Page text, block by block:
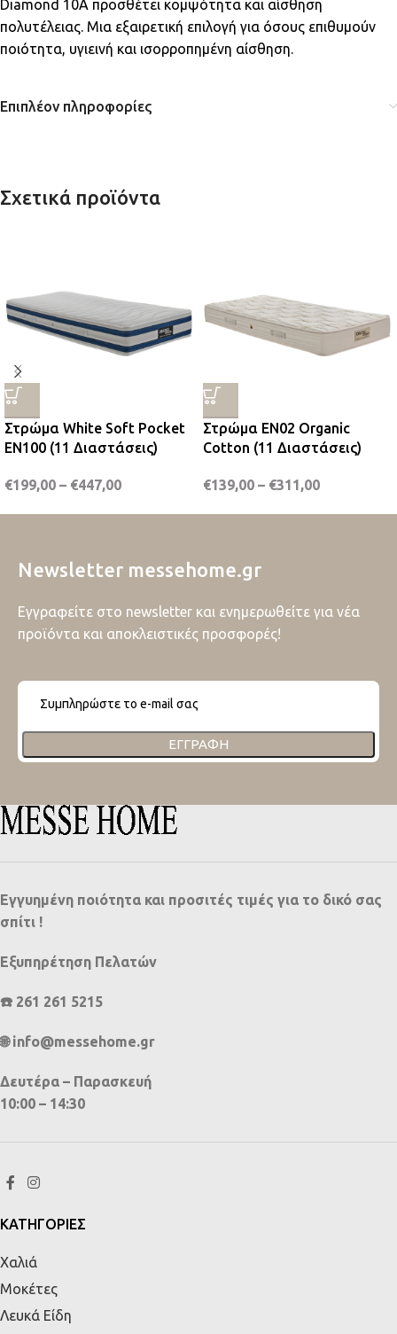
Diamond 10A προσθέτει κομψότητα και αίσθηση
πολυτέλειας. Μια εξαιρετική επιλογή για όσους επιθυμούν
ποιότητα, υγιεινή και ισορροπημένη αίσθηση.
Επιπλέον πληροφορίες
Σχετικά προϊόντα
Στρώμα White Soft Pocket
EN100 (11 Διαστάσεις)
€199,00 – €447,00
Στρώμα EN02 Organic
Cotton (11 Διαστάσεις)
€139,00 – €311,00
Newsletter messehome.gr
Εγγραφείτε στο newsletter και ενημερωθείτε για νέα
προϊόντα και αποκλειστικές προσφορές!
ΕΓΓΡΑΦΉ
Εγγυημένη ποιότητα και προσιτές τιμές για το δικό σας
σπίτι !
Εξυπηρέτηση Πελατών
☎️ 261 261 5215
🌐 info@messehome.gr
Δευτέρα – Παρασκευή
10:00 – 14:30
ΚΑΤΗΓΟΡΙΕΣ
Χαλιά
Μοκέτες
Λευκά Είδη